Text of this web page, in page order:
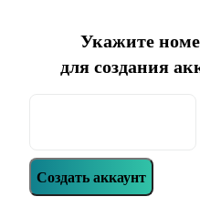
Укажите
для создания
Создать аккаунт